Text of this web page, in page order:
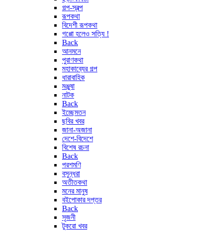
গল্প-স্বল্প
রূপকথা
বিদেশী রূপকথা
গপ্পো হলেও সত্যি !
Back
আনমনে
পুরাণকথা
মহাকাব্যের গল্প
ধারাবাহিক
মঞ্জুষা
নাটক
Back
ইচ্ছেমতন
ছবির খবর
জানা-অজানা
দেশে-বিদেশে
বিশেষ রচনা
Back
পরশমণি
বসুন্ধরা
অতীতকথা
মনের মানুষ
বইপোকার দপ্তর
Back
সৃজনী
টুকরো খবর